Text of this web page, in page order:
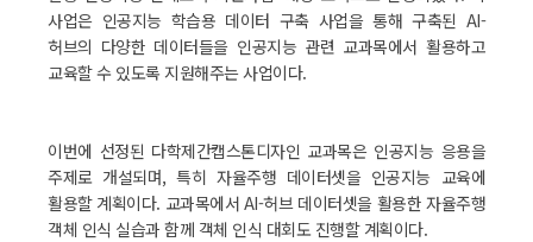
사업은 인공지능 학습용 데이터 구축 사업을 통해 구축된 AI-
허브의 다양한 데이터들을 인공지능 관련 교과목에서 활용하고
교육할 수 있도록 지원해주는 사업이다.
이번에 선정된 다학제간캡스톤디자인 교과목은 인공지능 응용을
주제로 개설되며, 특히 자율주행 데이터셋을 인공지능 교육에
활용할 계획이다. 교과목에서 AI-허브 데이터셋을 활용한 자율주행
객체 인식 실습과 함께 객체 인식 대회도 진행할 계획이다.